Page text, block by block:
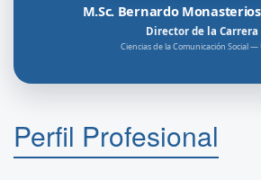
M.Sc. Bernardo
Director de la Carrera
Ciencias de la Comunicación Social —
Perfil Profesional